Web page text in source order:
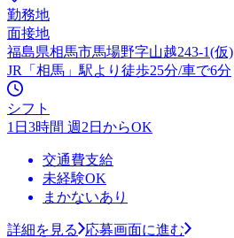
勤務地
面接地
福島県相馬市馬場野字山越243-1(仮)
JR「相馬」駅より徒歩25分/車で6分
シフト
1日3時間 週2日からOK
交通費支給
未経験OK
まかないあり
詳細を見る
応募画面に進む